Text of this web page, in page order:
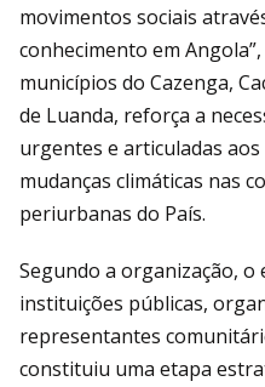
movimentos sociais
conhecimento em
municípios do Cazenga,
de Luanda, reforça a
urgentes e articuladas
mudanças climáticas nas
periurbanas do País.
Segundo a organização,
instituições públicas,
representantes
constituiu uma etapa